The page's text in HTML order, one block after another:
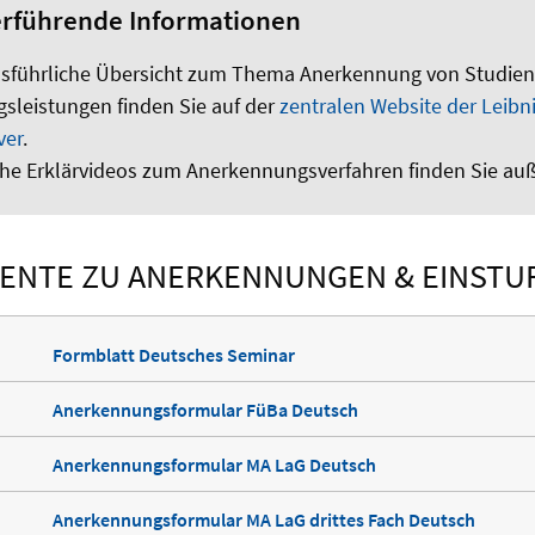
Informationen
Übersicht zum Thema Anerkennung von
finden Sie auf derzentralen Website der
.
Erklärvideos zum Anerkennungsverfahren finden Sie
ZU ANERKENNUNGEN &
Formblatt Deutsches Seminar
Anerkennungsformular FüBa Deutsch
Anerkennungsformular MA LaG Deutsch
Anerkennungsformular MA LaG drittes Fach Deutsch